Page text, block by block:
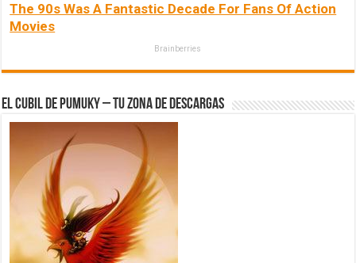
The 90s Was A Fantastic Decade For Fans Of Action
Movies
Brainberries
El Cubil de Pumuky – Tu zona de Descargas